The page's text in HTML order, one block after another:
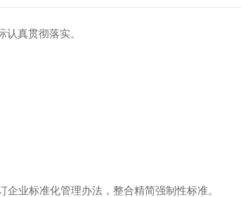
认真贯彻落实。
业标准化管理办法，整合精简强制性标准。